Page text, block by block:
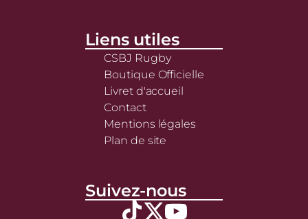
Liens utiles
CSBJ Rugby
Boutique Officielle
Livret d'accueil
Contact
Mentions légales
Plan de site
Suivez-nous